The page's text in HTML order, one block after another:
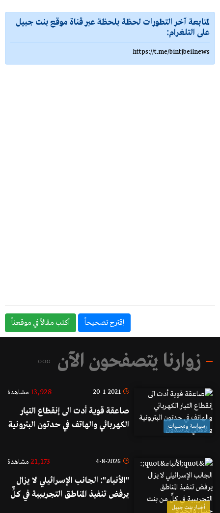
لمتابعة آخر التطورات لحظة بلحظة عبر قناة موقع بنت جبيل
على التلغرام:
https://t.me/bintjbeilnews
إقترح تصحيحاً أكتب مقالاً في موقعناً
زوارنا يتصفحون الآن
سياسة ومحليات
20-1-2021
13,928 مشاهدة
صاعقة قوية أدت الى إنقطاع التيار
الكهربائي والهاتف في حدتون البترونية
أخبار بنت جبيل
4-8-2026
21,173 مشاهدة
"الأنباء": الجانب الإسرائيلي لا يزال
يرفض تنفيذ المناطق التجريبية في كلٍّ